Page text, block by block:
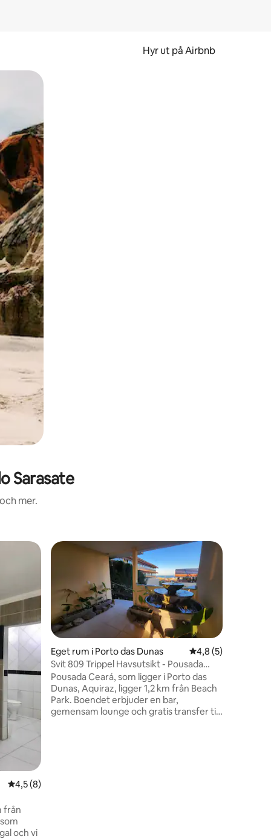
Hyr ut på Airbnb
Sarasate
mer.
4,5 av 5 i genomsnittligt betyg, 8 omdömen
4,5 (8)
från
och vi
Eget rum i Porto das Dunas 4,8 av 5 i
4,8 (5)
Svit 809 Trippel Havsutsikt - Pousada
Ceará
Pousada Ceará, som ligger i Porto das
Dunas, Aquiraz, ligger 1,2 km från Beach
Park. Boendet erbjuder en bar,
gemensam lounge och gratis transfer till